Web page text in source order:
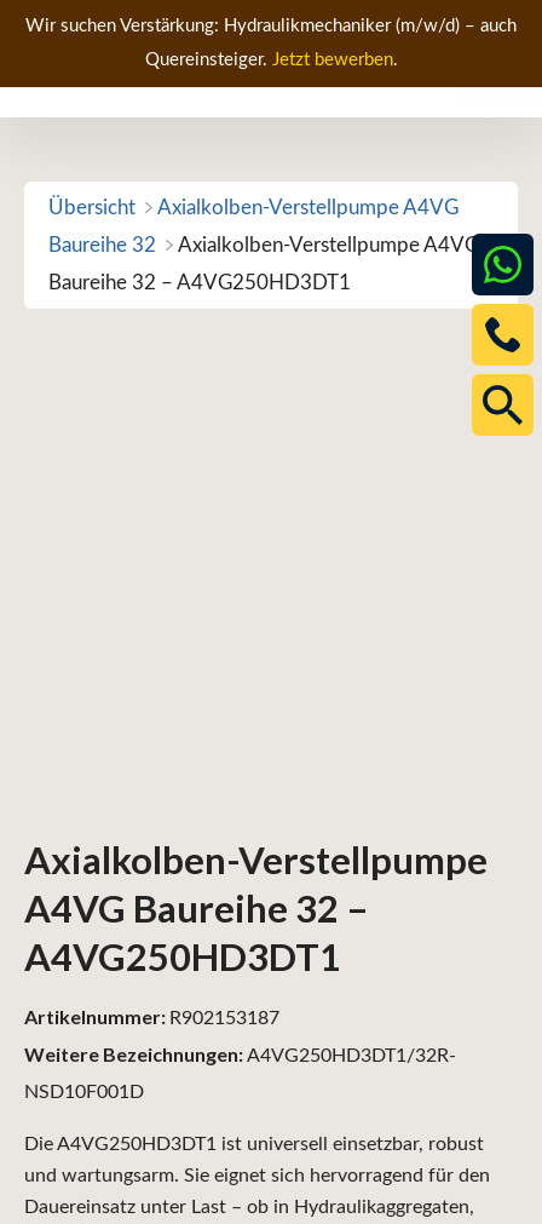
Zum
springen
Wir suchen Verstärkung: Hydraulikmechaniker (m/w/d) – auch
Quereinsteiger. Jetzt bewerben.
Übersicht
Axialkolben-Verstellpumpe A4VG
Baureihe 32
Axialkolben-Verstellpumpe A4VG
Baureihe 32 – A4VG250HD3DT1
Axialkolben-Verstellpumpe
A4VG Baureihe 32 –
A4VG250HD3DT1
Die A4VG250HD3DT1 ist universell einsetzbar, robust
und wartungsarm. Sie eignet sich hervorragend für den
Dauereinsatz unter Last – ob in Hydraulikaggregaten,
Weitere Bezeichnungen:A4VG250HD3DT1/32R-
NSD10F001D
Artikelnummer: R902153187